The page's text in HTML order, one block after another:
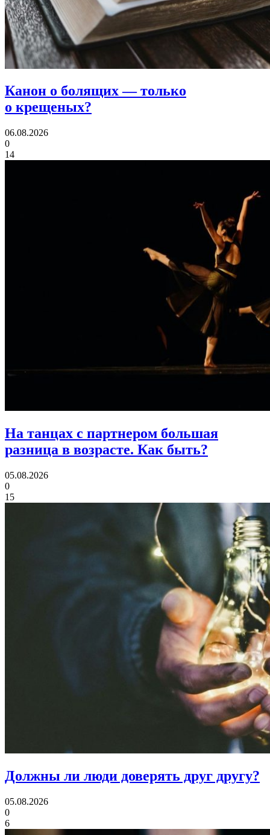
Канон о болящих— только
о крещеных?
06.08.2026
0
14
На танцах с партнером большая
разница в возрасте. Как быть?
05.08.2026
0
15
Должны ли люди доверять друг другу?
05.08.2026
0
6